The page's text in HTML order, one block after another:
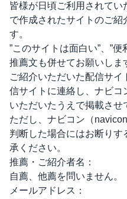
皆様が日頃ご利用されてい
で作成されたサイトのご紹
す。
”このサイトは面白い”、”便
推薦文も併せてお願いしま
ご紹介いただいた配信サ
信サイトに連絡し、 ナビコ
いただいたうえで掲載させ
ただし、 ナビコン（navicon
判断した場合にはお断りす
承ください。
推薦・ご紹介者名：
自薦、他薦を問いません。
メールアドレス：